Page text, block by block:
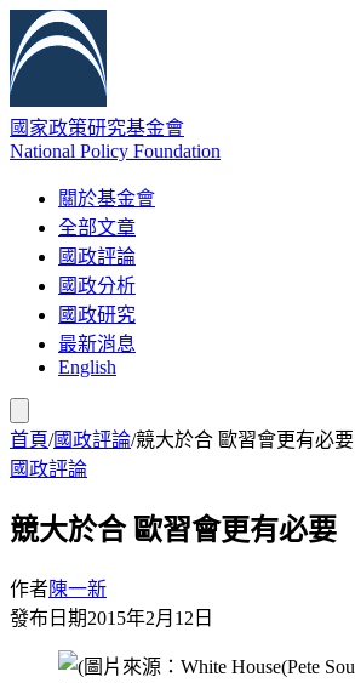
國家政策研究基金會
National Policy Foundation
關於基金會
全部文章
國政評論
國政分析
國政研究
最新消息
English
首頁/國政評論/競大於合 歐習會更有必要
國政評論
競大於合 歐習會更有必要
作者陳一新
發布日期2015年2月12日